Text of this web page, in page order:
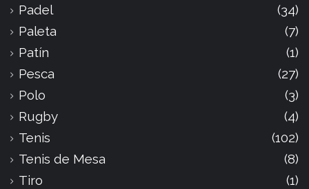
Padel
(34)
Paleta
(7)
Patín
(1)
Pesca
(27)
Polo
(3)
Rugby
(4)
Tenis
(102)
Tenis de Mesa
(8)
Tiro
(1)